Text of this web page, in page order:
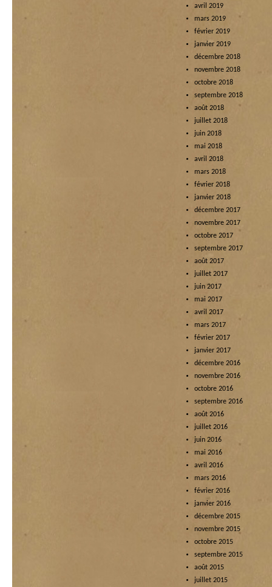
avril 2019
mars 2019
février 2019
janvier 2019
décembre 2018
novembre 2018
octobre 2018
septembre 2018
août 2018
juillet 2018
juin 2018
mai 2018
avril 2018
mars 2018
février 2018
janvier 2018
décembre 2017
novembre 2017
octobre 2017
septembre 2017
août 2017
juillet 2017
juin 2017
mai 2017
avril 2017
mars 2017
février 2017
janvier 2017
décembre 2016
novembre 2016
octobre 2016
septembre 2016
août 2016
juillet 2016
juin 2016
mai 2016
avril 2016
mars 2016
février 2016
janvier 2016
décembre 2015
novembre 2015
octobre 2015
septembre 2015
août 2015
juillet 2015